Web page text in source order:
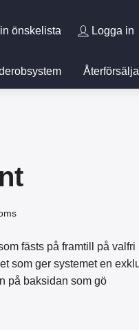
önskelista Logga in
fästs på framtill på
som ger systemet en
på baksidan som gö